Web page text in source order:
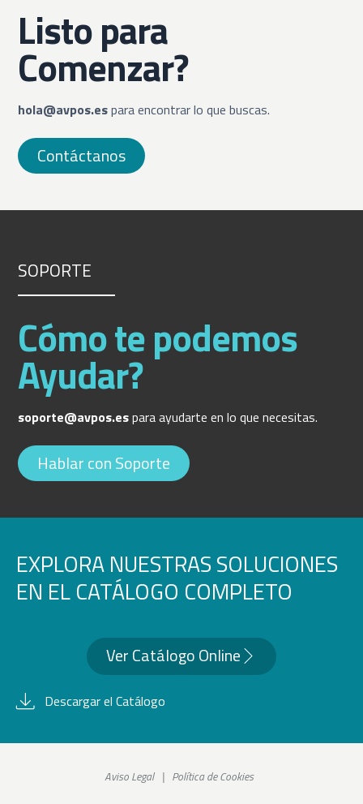
Listo para
Comenzar?
hola@avpos.espara encontrar lo que buscas.
Contáctanos
SOPORTE
Cómo te podemos
Ayudar?
soporte@avpos.espara ayudarte en lo que necesitas.
Hablar con Soporte
EXPLORA NUESTRAS SOLUCIONES
EN EL CATÁLOGO COMPLETO
Ver Catálogo Online
Descargar el Catálogo
Aviso Legal| Política de Cookies